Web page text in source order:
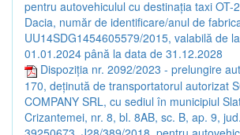
pentru autovehiculul cu destinația taxi OT-
Dacia, număr de identificare/anul de
UU14SDG1454605579/2015, valabilă de
01.01.2024 până la data de 31.12.2028
Dispoziția nr. 2092/2023 - prelungire
170, deținută de transportatorul autorizat
COMPANY SRL, cu sediul în municipiul
Crizantemei, nr. 8, bl. 8AB, sc. B, ap. 9,